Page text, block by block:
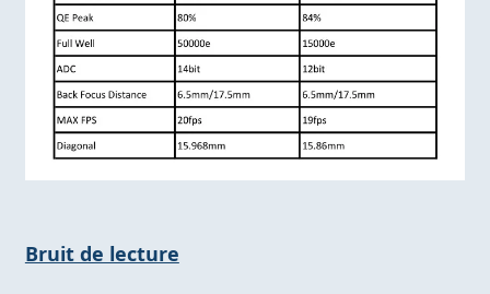
Bruit de lecture